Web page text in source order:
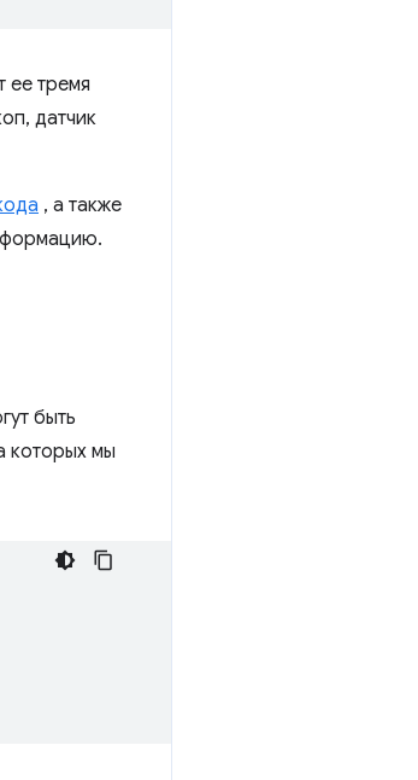
ее тремя
датчик
, а также
быть
которых мы